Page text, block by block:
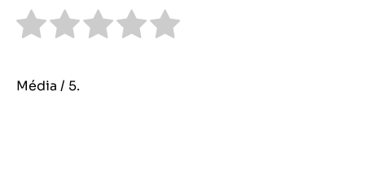
Média / 5.